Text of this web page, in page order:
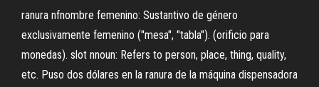
ranura nfnombre femenino: Sustantivo de género
exclusivamente femenino ("mesa", "tabla"). (orificio para
monedas). slot nnoun: Refers to person, place, thing, quality,
etc. Puso dos dólares en la ranura de la máquina dispensadora